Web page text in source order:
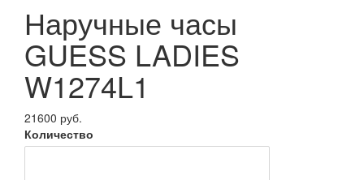
Наручные часы
GUESS LADIES
W1274L1
21600 руб.
Количество